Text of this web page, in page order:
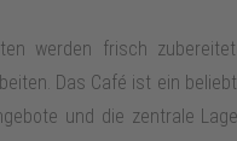
werden frisch
Das Café ist ein
und die zentrale